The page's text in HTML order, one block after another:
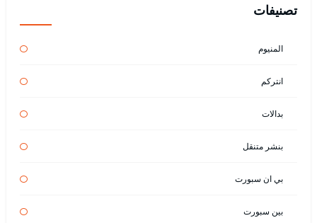
تصنيفات
المنيوم
انتركم
بدالات
بنشر متنقل
بي ان سبورت
بين سبورت